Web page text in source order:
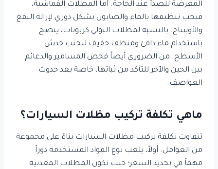
المعرضة للصدأ عند الحاجة. أما المظلات القماشية،
فيجب تنظيفها بالماء والصابون بشكل دوري لإزالة البقع
والأوساخ. بالنسبة لمظلات البولي كربونات، ينصح
باستخدام ماء دافئ ومنظف خفيف لتجنب خدش
الأسطح. من الضروري أيضاً فحص المسامير والدعائم
بين الحين والآخر للتأكد من ثباتها، خاصة بعد حدوث
العواصف.
ماهي تكلفة تركيب مظلات السيارات؟
تتفاوت تكلفة تركيب مظلات السيارات بناءً على مجموعة
من العوامل. أولاً، يلعب نوع المواد المستخدمة دوراً
مهماً في تحديد السعر؛ حيث تكون المظلات المعدنية